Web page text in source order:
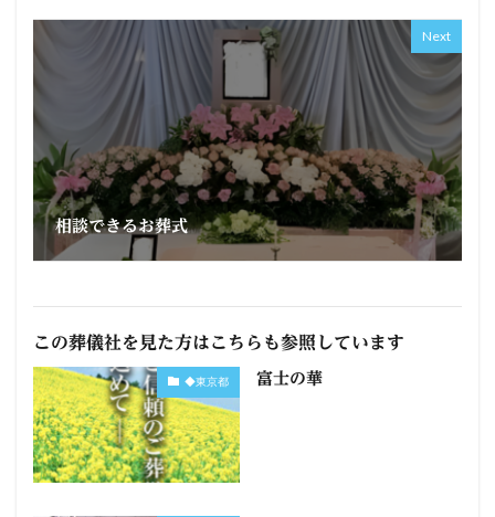
Next
相談できるお葬式
この葬儀社を見た方はこちらも参照しています
◆東京都 富士の華